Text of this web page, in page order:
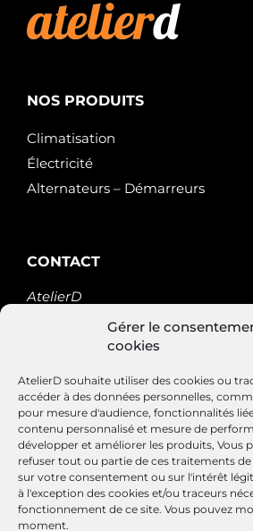
Gérer le
cookies
AtelierD souhaite utiliser des cookies ou
accéder à des données personnelles,
pour mesure d'audience, fonctionnalités
contenu personnalisé et mesure de
développer et améliorer les produits, Vous
refuser tout ou partie de ces traitements
sur votre consentement ou sur l'intérêt
à l'exception des cookies et/ou traceurs
fonctionnement de ce site. Vous pouvez
moment.
NOS PRODUITS
Climatisation
Électricité
Alternateurs – Démarreurs
CONTACT
AtelierD
03 29 22 34 47
contact@atelierd.fr
SUIVEZ-NOUS